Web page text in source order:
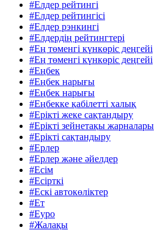
#Елдер рейтингі
#Елдер рейтингісі
#Елдер рэнкингі
#Елдердің рейтингтері
#Ең төменгі күнкөріс деңгейі
#Ең төменгі күнкөріс деңгейі
#Еңбек
#Еңбек нарығы
#Еңбек нарығы
#Еңбекке қабілетті халық
#Ерікті жеке сақтандыру
#Ерікті зейнетақы жарналары
#Ерікті сақтандыру
#Ерлер
#Ерлер және әйелдер
#Есім
#Есірткі
#Ескі автокөліктер
#Ет
#Еуро
#Жалақы